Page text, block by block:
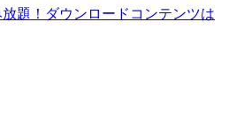
題！ダウンロードコンテンツは